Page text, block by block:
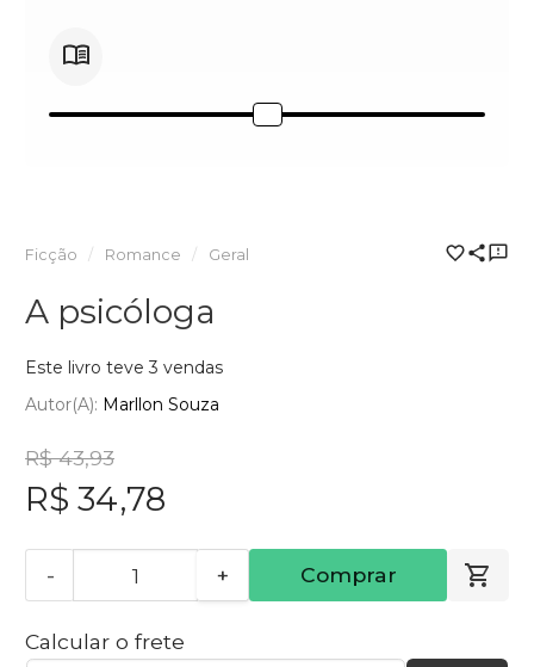
Ficção Romance Geral
A psicóloga
Este livro teve 3 vendas
Autor(a): Marllon Souza
R$ 43,93
R$ 34,78
- + Comprar
Calcular o frete